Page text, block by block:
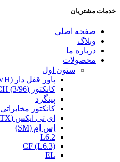
خدمات مشتریان
صفحه اصلی
وبلاگ
درباره ما
محصولات
ستون اول
پاور قفل دار (VH)
کانکتور (3/96) CH
پینگرد
کانکتور مخابراتی
ای تی ایکس (ATX)
اِس اِم (SM)
L6.2
CF (L6.3)
EL